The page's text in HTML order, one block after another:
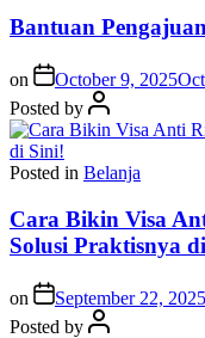
Bantuan
on October 9, 2025
Posted by
Posted in Belanja
Cara Bikin Visa
Solusi Praktisnya
on September 22, 2025
Posted by